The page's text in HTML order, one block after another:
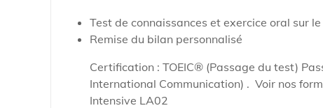
Test de connaissances et exercice oral sur
Remise du bilan personnalisé
Certification : TOEIC® (Passage du test)
International Communication) . Voir nos
Intensive LA02